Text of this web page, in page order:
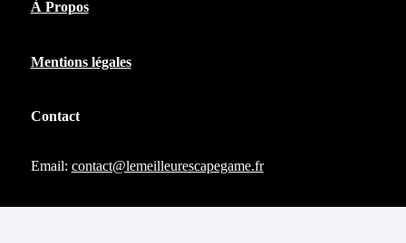
À Propos
Mentions légales
Contact
Email: contact@lemeilleurescapegame.fr